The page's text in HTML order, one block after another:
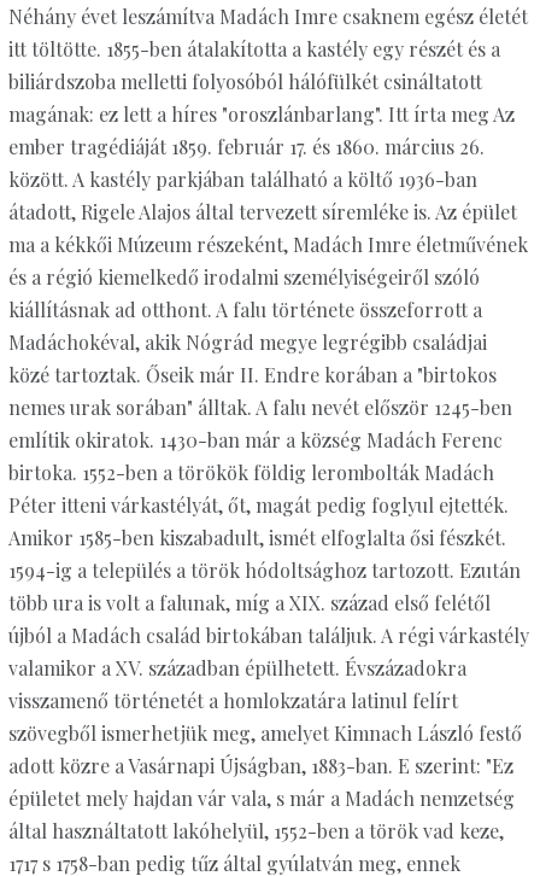
Néhány évet leszámítva Madách Imre csaknem egész életét
itt töltötte. 1855-ben átalakította a kastély egy részét és a
biliárdszoba melletti folyosóból hálófülkét csináltatott
magának: ez lett a híres "oroszlánbarlang". Itt írta meg Az
ember tragédiáját 1859. február 17. és 1860. március 26.
között. A kastély parkjában található a költő 1936-ban
átadott, Rigele Alajos által tervezett síremléke is. Az épület
ma a kékkői Múzeum részeként, Madách Imre életművének
és a régió kiemelkedő irodalmi személyiségeiről szóló
kiállításnak ad otthont. A falu története összeforrott a
Madáchokéval, akik Nógrád megye legrégibb családjai
közé tartoztak. Őseik már II. Endre korában a "birtokos
nemes urak sorában" álltak. A falu nevét először 1245-ben
említik okiratok. 1430-ban már a község Madách Ferenc
birtoka. 1552-ben a törökök földig lerombolták Madách
Péter itteni várkastélyát, őt, magát pedig foglyul ejtették.
Amikor 1585-ben kiszabadult, ismét elfoglalta ősi fészkét.
1594-ig a település a török hódoltsághoz tartozott. Ezután
több ura is volt a falunak, míg a XIX. század első felétől
újból a Madách család birtokában találjuk. A régi várkastély
valamikor a XV. században épülhetett. Évszázadokra
visszamenő történetét a homlokzatára latinul felírt
szövegből ismerhetjük meg, amelyet Kimnach László festő
adott közre a Vasárnapi Újságban, 1883-ban. E szerint: "Ez
épületet mely hajdan vár vala, s már a Madách nemzetség
által használtatott lakóhelyül, 1552-ben a török vad keze,
1717 s 1758-ban pedig tűz által gyúlatván meg, ennek